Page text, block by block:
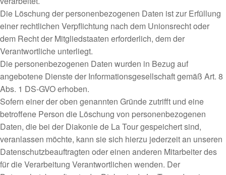
Die Löschung der personenbezogenen Daten ist zur Erfüllung
einer rechtlichen Verpflichtung nach dem Unionsrecht oder
dem Recht der Mitgliedstaaten erforderlich, dem der
Verantwortliche unterliegt.
Die personenbezogenen Daten wurden in Bezug auf
angebotene Dienste der Informationsgesellschaft gemäß Art. 8
Abs. 1 DS-GVO erhoben.
Sofern einer der oben genannten Gründe zutrifft und eine
betroffene Person die Löschung von personenbezogenen
Daten, die bei der Diakonie de La Tour gespeichert sind,
veranlassen möchte, kann sie sich hierzu jederzeit an unseren
Datenschutzbeauftragten oder einen anderen Mitarbeiter des
für die Verarbeitung Verantwortlichen wenden. Der